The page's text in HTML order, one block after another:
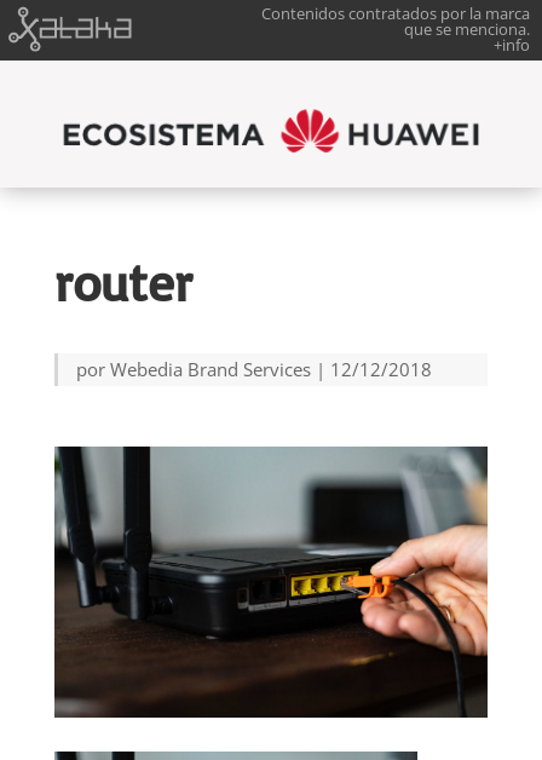
Contenidos contratados por la marca
que se menciona.
+info
router
por Webedia Brand Services| 12/12/2018